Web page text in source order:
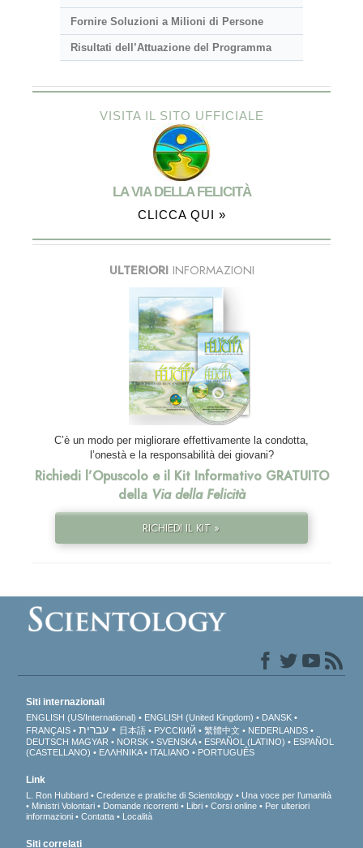
Fornire Soluzioni a Milioni di Persone
Risultati dell’Attuazione del Programma
VISITA IL SITO UFFICIALE
LA VIA DELLA FELICITÀ
CLICCA QUI »
ULTERIORIINFORMAZIONI
C’è un modo per migliorare effettivamente la condotta,
l’onestà e la responsabilità dei giovani?
Richiedi l’Opuscolo e il Kit Informativo GRATUITO
della Via della Felicità
RICHIEDI IL KIT »
Siti internazionali
ENGLISH (US/International) ENGLISH (United Kingdom)
DANSK
FRANÇAIS
עברית 日本語 РУССКИЙ 繁體中文
NEDERLANDS
DEUTSCH MAGYAR NORSK SVENSKA ESPAÑOL (LATINO)
ESPAÑOL
(CASTELLANO)
ΕΛΛΗΝΙΚA ITALIANO PORTUGUÊS
Link
L. Ron Hubbard Credenze e pratiche di Scientology
Una voce per l’umanità
Ministri Volontari
Domande ricorrenti Libri Corsi online
Per ulteriori
informazioni
Contatta Località
Siti correlati